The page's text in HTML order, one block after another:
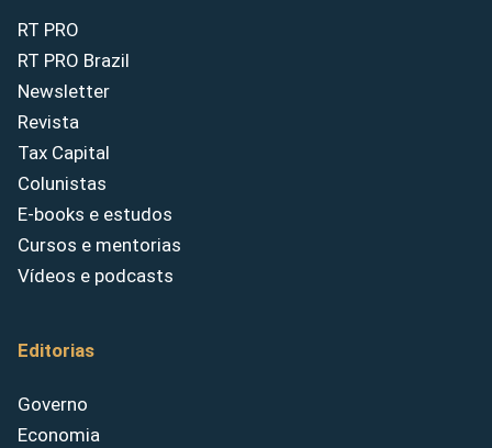
RT PRO
RT PRO Brazil
Newsletter
Revista
Tax Capital
Colunistas
E-books e estudos
Cursos e mentorias
Vídeos e podcasts
Editorias
Governo
Economia